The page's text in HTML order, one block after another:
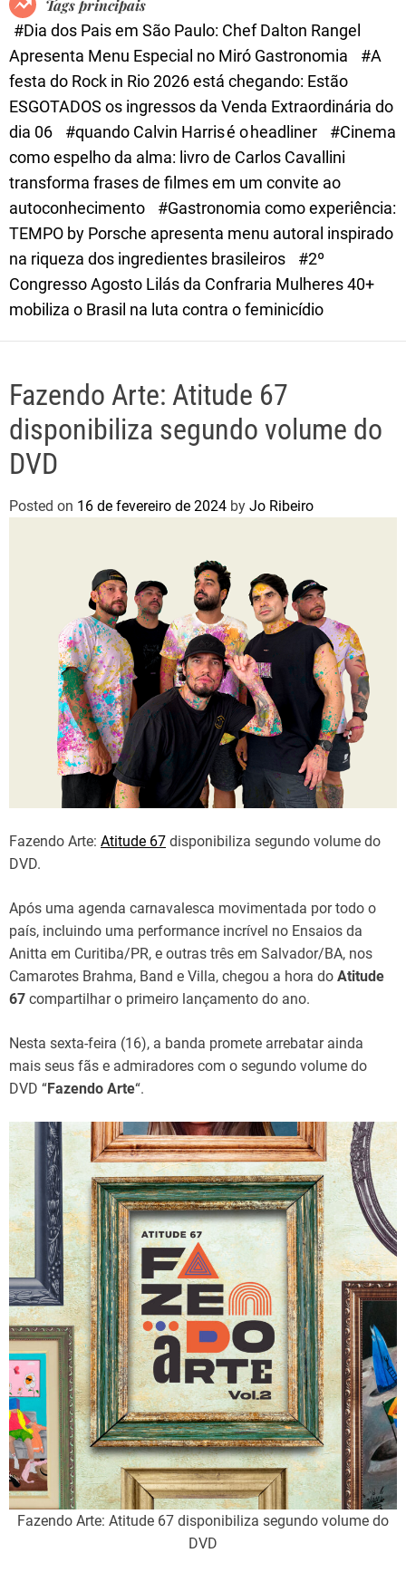
e
Tags principais
#Dia dos Pais em São Paulo: Chef Dalton Rangel
Apresenta Menu Especial no Miró Gastronomia
#A
festa do Rock in Rio 2026 está chegando: Estão
ESGOTADOS os ingressos da Venda Extraordinária do
dia 06
#quando Calvin Harris é o headliner
#Cinema
como espelho da alma: livro de Carlos Cavallini
transforma frases de filmes em um convite ao
autoconhecimento
#Gastronomia como experiência:
TEMPO by Porsche apresenta menu autoral inspirado
na riqueza dos ingredientes brasileiros
#2º
Congresso Agosto Lilás da Confraria Mulheres 40+
mobiliza o Brasil na luta contra o feminicídio
Fazendo Arte: Atitude 67
disponibiliza segundo volume do
DVD
Posted on 16 de fevereiro de 2024 by Jo Ribeiro
Fazendo Arte: Atitude 67 disponibiliza segundo volume do
DVD.
Após uma agenda carnavalesca movimentada por todo o
país, incluindo uma performance incrível no Ensaios da
Anitta em Curitiba/PR, e outras três em Salvador/BA, nos
Camarotes Brahma, Band e Villa, chegou a hora do Atitude
67 compartilhar o primeiro lançamento do ano.
Nesta sexta-feira (16), a banda promete arrebatar ainda
mais seus fãs e admiradores com o segundo volume do
DVD “Fazendo Arte“.
Fazendo Arte: Atitude 67 disponibiliza segundo volume do
DVD